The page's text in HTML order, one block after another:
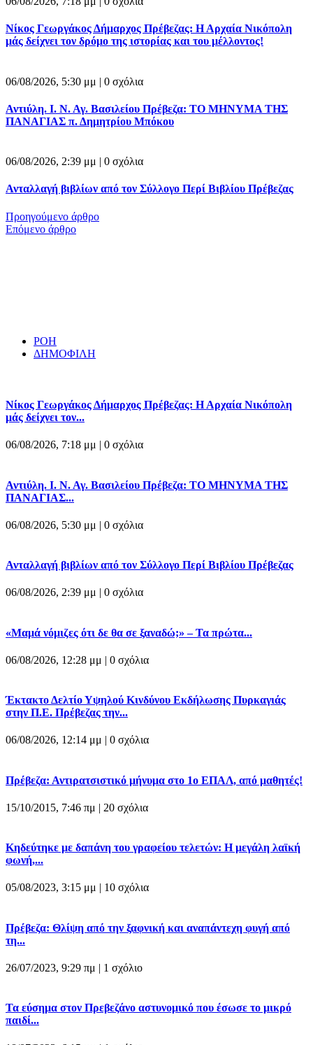
Νίκος Γεωργάκος Δήμαρχος Πρέβεζας: Η Αρχαία Νικόπολη
μάς δείχνει τον δρόμο της ιστορίας και του μέλλοντος!
06/08/2026, 5:30 μμ | 0 σχόλια
Αντιύλη. Ι. Ν. Αγ. Βασιλείου Πρέβεζα: ΤΟ ΜΗΝΥΜΑ ΤΗΣ
ΠΑΝΑΓΙΑΣ π. Δημητρίου Μπόκου
06/08/2026, 2:39 μμ | 0 σχόλια
Ανταλλαγή βιβλίων από τον Σύλλογο Περί Βιβλίου Πρέβεζας
Προηγούμενο άρθρο
Επόμενο άρθρο
ΡΟΗ
ΔΗΜΟΦΙΛΗ
Νίκος Γεωργάκος Δήμαρχος Πρέβεζας: Η Αρχαία Νικόπολη
μάς δείχνει τον...
06/08/2026, 7:18 μμ | 0 σχόλια
Αντιύλη. Ι. Ν. Αγ. Βασιλείου Πρέβεζα: ΤΟ ΜΗΝΥΜΑ ΤΗΣ
ΠΑΝΑΓΙΑΣ...
06/08/2026, 5:30 μμ | 0 σχόλια
Ανταλλαγή βιβλίων από τον Σύλλογο Περί Βιβλίου Πρέβεζας
06/08/2026, 2:39 μμ | 0 σχόλια
«Μαμά νόμιζες ότι δε θα σε ξαναδώ;» – Τα πρώτα...
06/08/2026, 12:28 μμ | 0 σχόλια
Έκτακτο Δελτίο Υψηλού Κινδύνου Εκδήλωσης Πυρκαγιάς
στην Π.Ε. Πρέβεζας την...
06/08/2026, 12:14 μμ | 0 σχόλια
Πρέβεζα: Αντιρατσιστικό μήνυμα στο 1ο ΕΠΑΛ, από μαθητές!
15/10/2015, 7:46 πμ | 20 σχόλια
Κηδεύτηκε με δαπάνη του γραφείου τελετών: Η μεγάλη λαϊκή
φωνή,...
05/08/2023, 3:15 μμ | 10 σχόλια
Πρέβεζα: Θλίψη από την ξαφνική και αναπάντεχη φυγή από
τη...
26/07/2023, 9:29 πμ | 1 σχόλιο
Τα εύσημα στον Πρεβεζάνο αστυνομικό που έσωσε το μικρό
παιδί...